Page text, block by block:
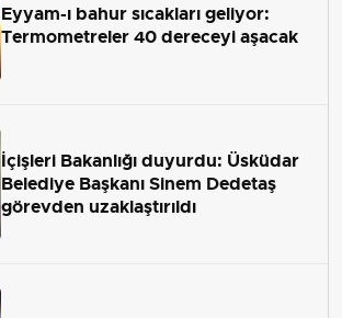
Eyyam-ı bahur sıcakları geliyor:
Termometreler 40 dereceyi aşacak
İçişleri Bakanlığı duyurdu: Üsküdar
Belediye Başkanı Sinem Dedetaş
görevden uzaklaştırıldı